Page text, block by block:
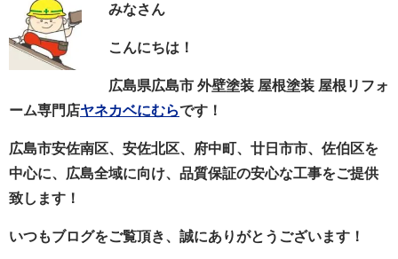
みなさん
こんにちは！
広島県広島市 外壁塗装 屋根塗装 屋根リフォ
ーム専門店ヤネカベにむらです！
広島市安佐南区、安佐北区、府中町、廿日市市、佐伯区を
中心に、広島全域に向け、品質保証の安心な工事をご提供
致します！
いつもブログをご覧頂き、誠にありがとうございます！